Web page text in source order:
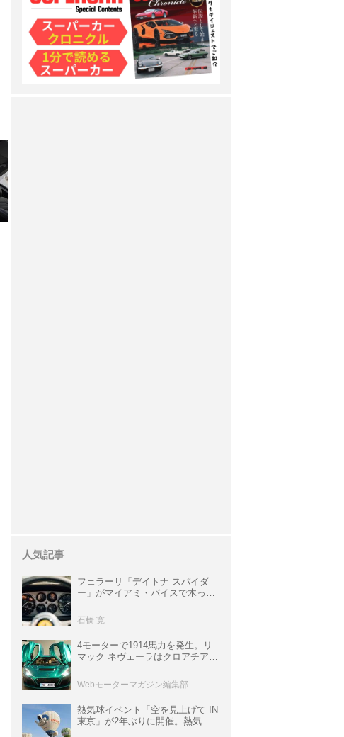
人気記事
フェラーリ「デイトナ スパイダ
ー」がマイアミ・バイスで木っ端
サ」に化けた理由
石橋 寛
4モーターで1914馬力を発生。リ
マック ネヴェーラはクロアチア発
ロニクル・完全版／115】
Webモーターマガジン編集部
熱気球イベント「空を見上げて IN
東京」が2年ぶりに開催。熱気球